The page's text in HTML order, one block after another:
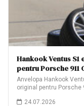
Hankook Ventus
pentru Porsche 911
Anvelopa Hankook
original pentru Porsche
24.07.2026